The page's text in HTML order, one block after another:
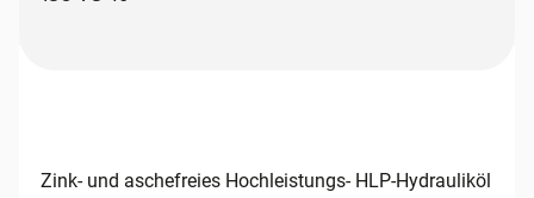
Zink- und aschefreies Hochleistungs- HLP-Hydrauliköl